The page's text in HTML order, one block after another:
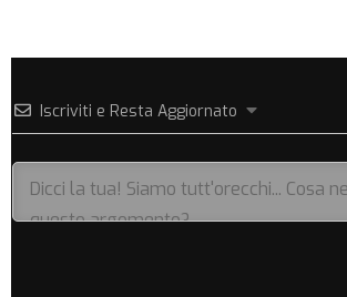
Iscriviti e Resta Aggiornato